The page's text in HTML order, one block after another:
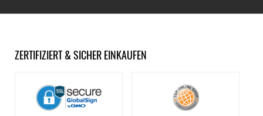
ZERTIFIZIERT & SICHER EINKAUFEN